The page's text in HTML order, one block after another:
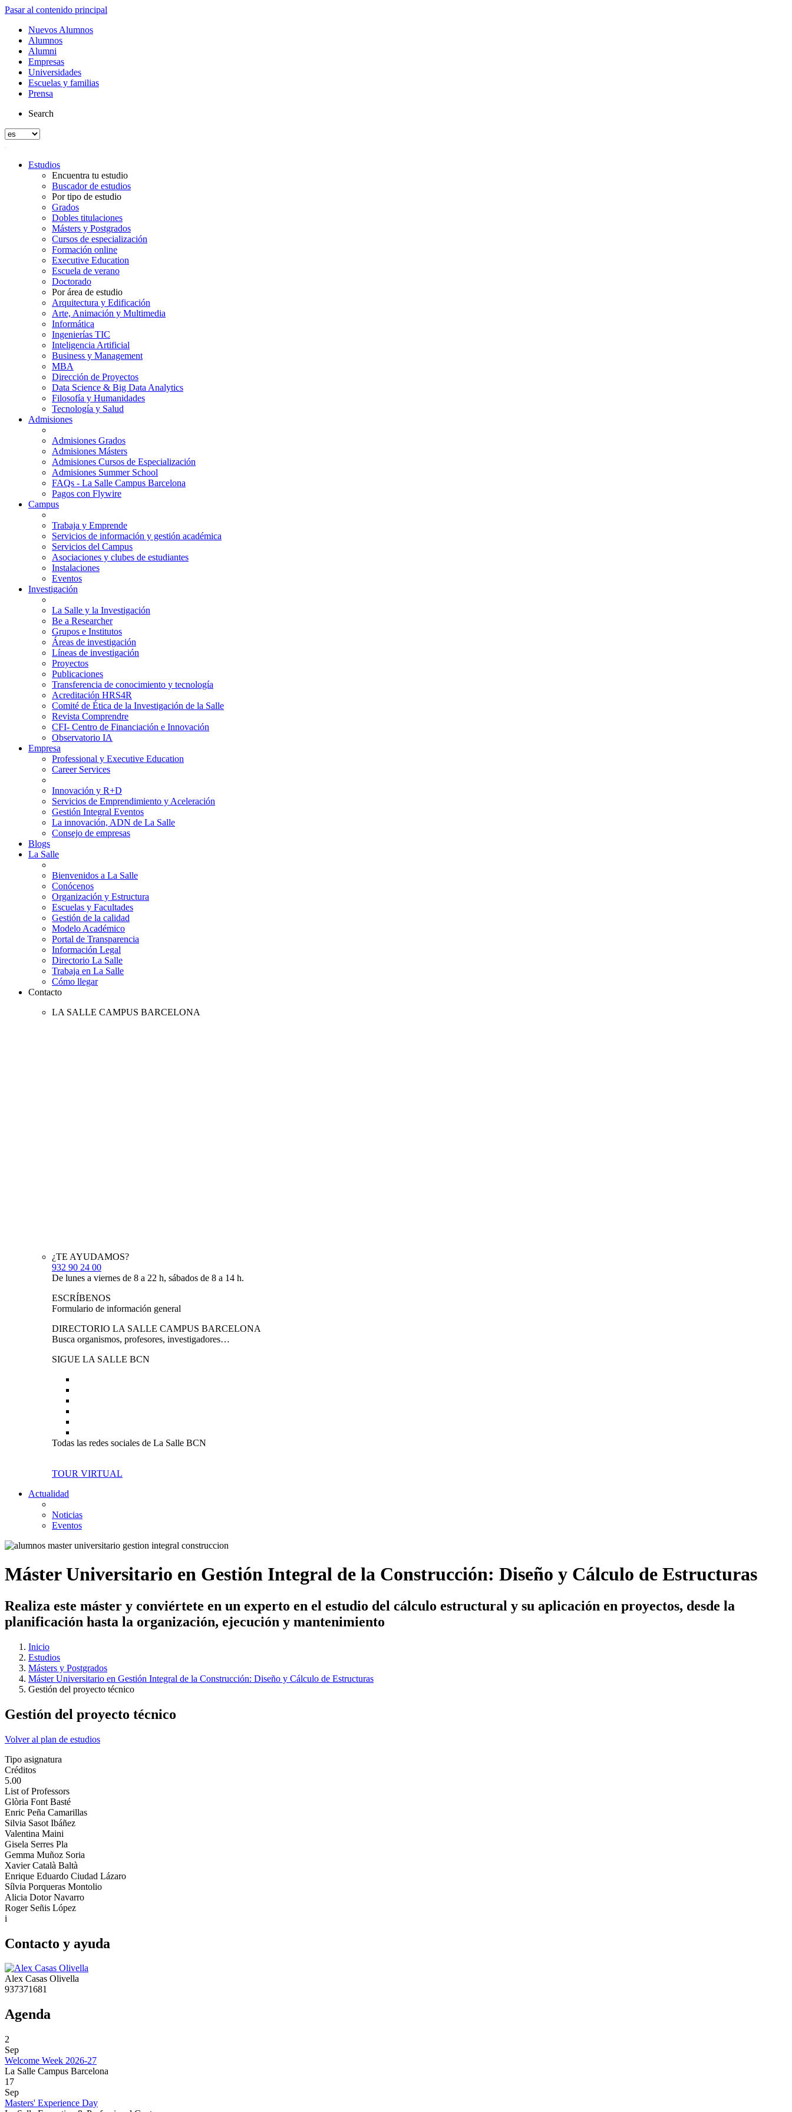
Pasar al contenido principal
Nuevos Alumnos
Alumnos
Alumni
Empresas
Universidades
Escuelas y familias
Prensa
Search
Estudios
Encuentra tu estudio
Buscador de estudios
Por tipo de estudio
Grados
Dobles titulaciones
Másters y Postgrados
Cursos de especialización
Formación online
Executive Education
Escuela de verano
Doctorado
Por área de estudio
Arquitectura y Edificación
Arte, Animación y Multimedia
Informática
Ingenierías TIC
Inteligencia Artificial
Business y Management
MBA
Dirección de Proyectos
Data Science & Big Data Analytics
Filosofía y Humanidades
Tecnología y Salud
Admisiones
Admisiones Grados
Admisiones Másters
Admisiones Cursos de Especialización
Admisiones Summer School
FAQs - La Salle Campus Barcelona
Pagos con Flywire
Campus
Trabaja y Emprende
Servicios de información y gestión académica
Servicios del Campus
Asociaciones y clubes de estudiantes
Instalaciones
Eventos
Investigación
La Salle y la Investigación
Be a Researcher
Grupos e Institutos
Áreas de investigación
Líneas de investigación
Proyectos
Publicaciones
Transferencia de conocimiento y tecnología
Acreditación HRS4R
Comité de Ética de la Investigación de la Salle
Revista Comprendre
CFI- Centro de Financiación e Innovación
Observatorio IA
Empresa
Professional y Executive Education
Career Services
Innovación y R+D
Servicios de Emprendimiento y Aceleración
Gestión Integral Eventos
La innovación, ADN de La Salle
Consejo de empresas
Blogs
La Salle
Bienvenidos a La Salle
Conócenos
Organización y Estructura
Escuelas y Facultades
Gestión de la calidad
Modelo Académico
Portal de Transparencia
Información Legal
Directorio La Salle
Trabaja en La Salle
Cómo llegar
Contacto
LA SALLE CAMPUS BARCELONA
¿TE AYUDAMOS?
932 90 24 00
De lunes a viernes de 8 a 22 h, sábados de 8 a 14 h.
ESCRÍBENOS
Formulario de información general
DIRECTORIO LA SALLE CAMPUS BARCELONA
Busca organismos, profesores, investigadores…
SIGUE LA SALLE BCN
Todas las redes sociales de La Salle BCN
TOUR VIRTUAL
Actualidad
Noticias
Eventos
Máster Universitario en Gestión Integral de la Construcción: Diseño y Cálculo de Estructuras
Realiza este máster y conviértete en un experto en el estudio del cálculo estructural y su aplicación en proyectos, desde la
planificación hasta la organización, ejecución y mantenimiento
Inicio
Estudios
Másters y Postgrados
Máster Universitario en Gestión Integral de la Construcción: Diseño y Cálculo de Estructuras
Gestión del proyecto técnico
Gestión del proyecto técnico
Volver al plan de estudios
Tipo asignatura
Créditos
5.00
List of Professors
Glòria Font Basté
Enric Peña Camarillas
Silvia Sasot Ibáñez
Valentina Maini
Gisela Serres Pla
Gemma Muñoz Soria
Xavier Català Baltà
Enrique Eduardo Ciudad Lázaro
Sílvia Porqueras Montolio
Alicia Dotor Navarro
Roger Señis López
i
Contacto y ayuda
Alex Casas Olivella
937371681
Agenda
2
Sep
Welcome Week 2026-27
La Salle Campus Barcelona
17
Sep
Masters' Experience Day